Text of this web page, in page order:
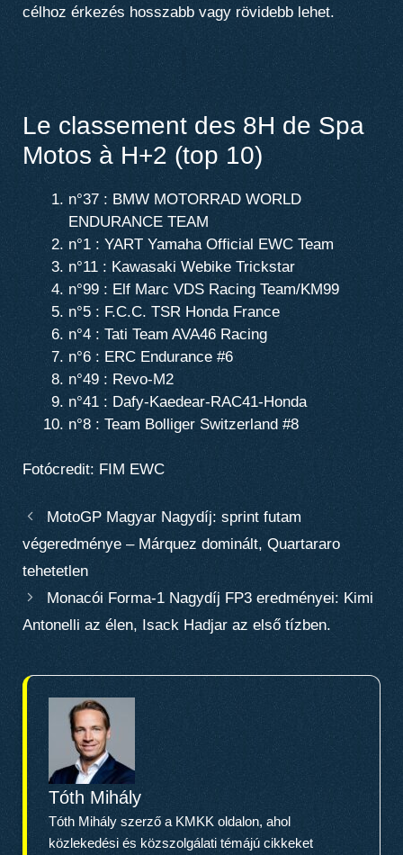
célhoz érkezés hosszabb vagy rövidebb lehet.
Le classement des 8H de Spa
Motos à H+2 (top 10)
n°37 : BMW MOTORRAD WORLD
ENDURANCE TEAM
n°1 : YART Yamaha Official EWC Team
n°11 : Kawasaki Webike Trickstar
n°99 : Elf Marc VDS Racing Team/KM99
n°5 : F.C.C. TSR Honda France
n°4 : Tati Team AVA46 Racing
n°6 : ERC Endurance #6
n°49 : Revo-M2
n°41 : Dafy-Kaedear-RAC41-Honda
n°8 : Team Bolliger Switzerland #8
Fotócredit: FIM EWC
MotoGP Magyar Nagydíj: sprint futam
végeredménye – Márquez dominált, Quartararo
tehetetlen
Monacói Forma-1 Nagydíj FP3 eredményei: Kimi
Antonelli az élen, Isack Hadjar az első tízben.
Tóth Mihály
Tóth Mihály szerző a KMKK oldalon, ahol
közlekedési és közszolgálati témájú cikkeket